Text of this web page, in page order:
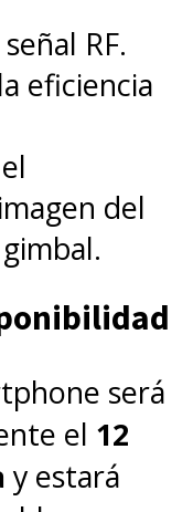
RF.
eficiencia
del
será
el 12
y estará